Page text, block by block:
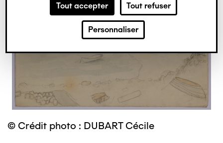
Tout accepter Tout refuser
Personnaliser
© Crédit photo : DUBART Cécile